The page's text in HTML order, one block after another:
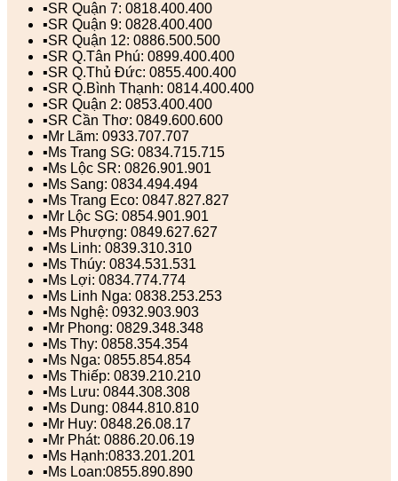
▪️SR Quận 7: 0818.400.400
▪️SR Quận 9: 0828.400.400
▪️SR Quận 12: 0886.500.500
▪️SR Q.Tân Phú: 0899.400.400
▪️SR Q.Thủ Đức: 0855.400.400
▪️SR Q.Bình Thạnh: 0814.400.400
▪️SR Quận 2: 0853.400.400
▪️SR Cần Thơ: 0849.600.600
▪️Mr Lãm: 0933.707.707
▪️Ms Trang SG: 0834.715.715
▪️Ms Lộc SR: 0826.901.901
▪️Ms Sang: 0834.494.494
▪️Ms Trang Eco: 0847.827.827
▪️Mr Lộc SG: 0854.901.901
▪️Ms Phượng: 0849.627.627
▪️Ms Linh: 0839.310.310
▪️Ms Thúy: 0834.531.531
▪️Ms Lợi: 0834.774.774
▪️Ms Linh Nga: 0838.253.253
▪️Ms Nghệ: 0932.903.903
▪️Mr Phong: 0829.348.348
▪️Ms Thy: 0858.354.354
▪️Ms Nga: 0855.854.854
▪️Ms Thiếp: 0839.210.210
▪️Ms Lưu: 0844.308.308
▪️Ms Dung: 0844.810.810
▪️Mr Huy: 0848.26.08.17
▪️Mr Phát: 0886.20.06.19
▪️Ms Hạnh:0833.201.201
▪️Ms Loan:0855.890.890